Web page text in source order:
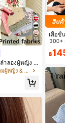
16
ำลองผู้หญิง ล
กลม ติดกระดุ
ใน ใหม่ เสื้อกล้ามผู้หญิง & Camis
เสื้อชั้
านข้า
ลัง ไ
300+
฿